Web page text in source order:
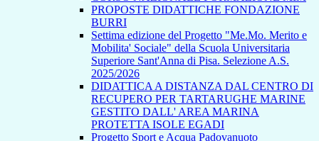
PROPOSTE DIDATTICHE FONDAZIONE
BURRI
Settima edizione del Progetto "Me.Mo. Merito e
Mobilita' Sociale" della Scuola Universitaria
Superiore Sant'Anna di Pisa. Selezione A.S.
2025/2026
DIDATTICA A DISTANZA DAL CENTRO DI
RECUPERO PER TARTARUGHE MARINE
GESTITO DALL' AREA MARINA
PROTETTA ISOLE EGADI
Progetto Sport e Acqua Padovanuoto